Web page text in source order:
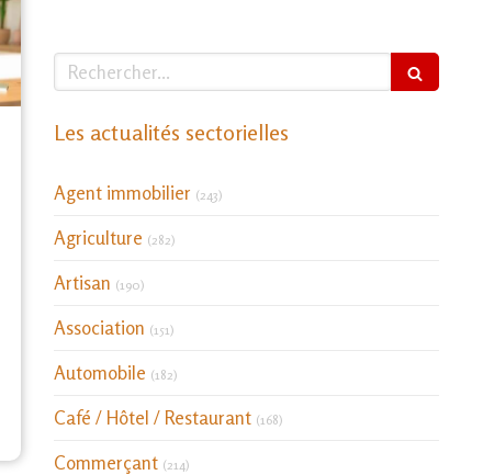
Rechercher
Les actualités sectorielles
Agent immobilier (243)Articles Count
Agriculture (282)Articles Count
Artisan (190)Articles Count
Association (151)Articles Count
Automobile (182)Articles Count
Café / Hôtel / Restaurant (168)Articles Count
Commerçant (214)Articles Count